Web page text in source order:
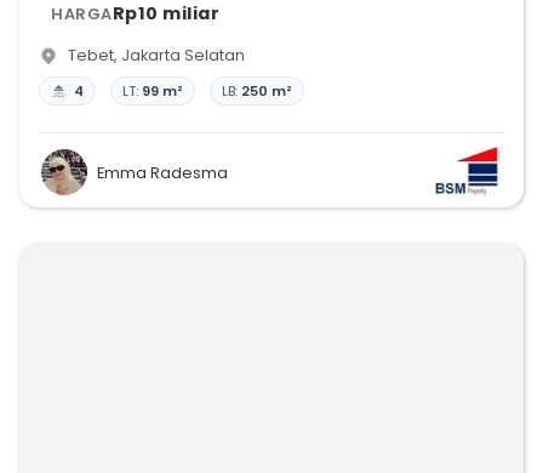
HARGARp10 miliar
Tebet, Jakarta Selatan
4 LT: 99 m² LB: 250 m²
Emma Radesma